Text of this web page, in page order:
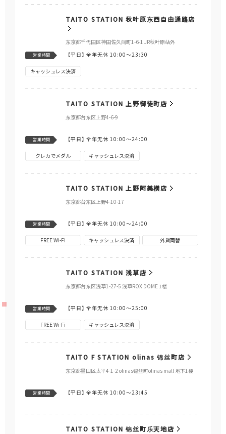
TAITO STATION 秋叶原东西自由通路店
东京都千代田区神田佐久间町1-6-1 JR秋叶原站外
営業時間 【平日】全年无休 10:00～23:30
キャッシュレス決済
TAITO STATION 上野御徒町店
东京都台东区上野4-6-9
営業時間 【平日】全年无休 10:00～24:00
クレカでメダル キャッシュレス決済
TAITO STATION 上野阿美横店
东京都台东区上野4-10-17
営業時間 【平日】全年无休 10:00～24:00
FREE Wi-Fi キャッシュレス決済 外貨両替
TAITO STATION 浅草店
东京都台东区浅草1-27-5 浅草ROX DOME 1楼
営業時間 【平日】全年无休 10:00～25:00
FREE Wi-Fi キャッシュレス決済
TAITO F STATION olinas 锦丝町店
东京都墨田区太平4-1-2 olinas锦丝町olinas mall 地下1楼
営業時間 【平日】全年无休 10:00～23:45
TAITO STATION 锦丝町乐天地店